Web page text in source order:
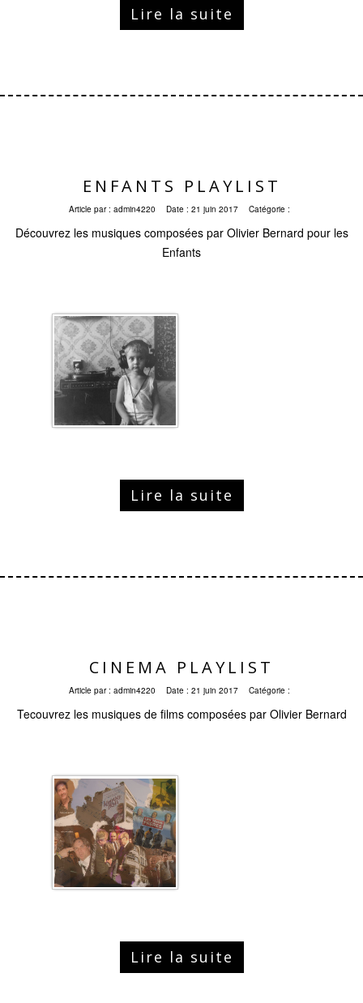
Lire la suite
ENFANTS PLAYLIST
Article par : admin4220 Date : 21 juin 2017 Catégorie :
Découvrez les musiques composées par Olivier Bernard pour les
Enfants
Lire la suite
CINEMA PLAYLIST
Article par : admin4220 Date : 21 juin 2017 Catégorie :
Tecouvrez les musiques de films composées par Olivier Bernard
Lire la suite